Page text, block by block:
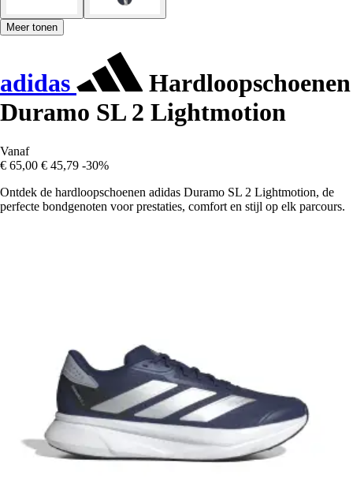
Meer tonen
adidas
Hardloopschoenen
Duramo SL 2 Lightmotion
Vanaf
€ 65,00 € 45,79 -30%
Ontdek de hardloopschoenen adidas Duramo SL 2 Lightmotion, de
perfecte bondgenoten voor prestaties, comfort en stijl op elk parcours.